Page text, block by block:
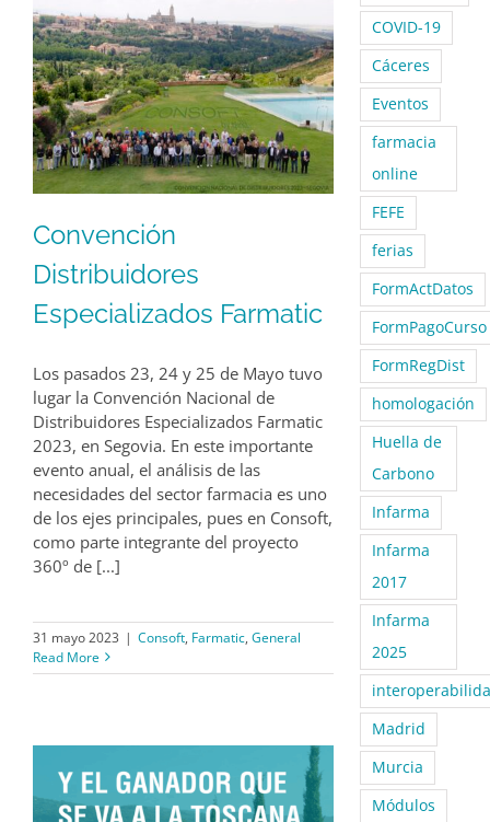
Convención
Distribuidores
Especializados Farmatic
Los pasados 23, 24 y 25 de Mayo tuvo
lugar la Convención Nacional de
Distribuidores Especializados Farmatic
2023, en Segovia. En este importante
evento anual, el análisis de las
necesidades del sector farmacia es uno
de los ejes principales, pues en Consoft,
como parte integrante del proyecto
360º de [...]
31 mayo 2023 | Consoft, Farmatic, General
Read More
COVID-19
Cáceres
Eventos
farmacia
online
FEFE
ferias
FormActDatos
FormPagoCurso
FormRegDist
homologación
Huella de
Carbono
Infarma
Infarma
2017
Infarma
2025
Madrid
Murcia
Módulos